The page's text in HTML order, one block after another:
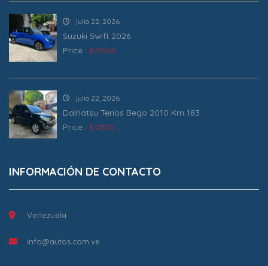
julio 22, 2026
Suzuki Swift 2026
Price : $ 27500
julio 22, 2026
Daihatsu Terios Bego 2010 Km 183
Price : $ 12500
INFORMACIÓN DE CONTACTO
Venezuela
info@autos.com.ve